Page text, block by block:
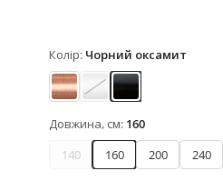
Колір: Чорний оксамит
МідьСатинЧорний оксамит
Довжина, см: 160
140
160 200 240